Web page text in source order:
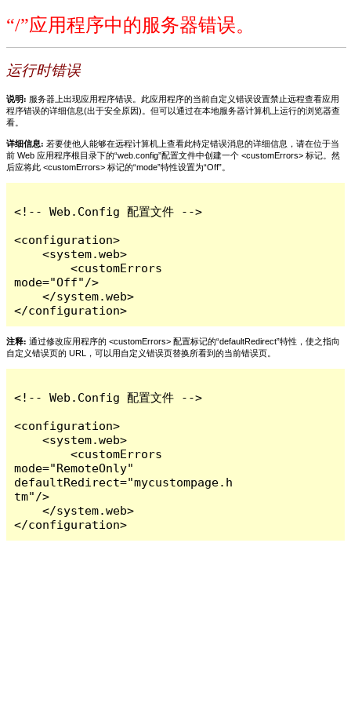
“/”应用程序中的服务器错误。
运行时错误
说明: 服务器上出现应用程序错误。此应用程序的当前自定义错误设置禁止远程查看应用
程序错误的详细信息(出于安全原因)。但可以通过在本地服务器计算机上运行的浏览器查
看。
详细信息: 若要使他人能够在远程计算机上查看此特定错误消息的详细信息，请在位于当
前 Web 应用程序根目录下的“web.config”配置文件中创建一个 <customErrors> 标记。然
后应将此 <customErrors> 标记的“mode”特性设置为“Off”。
<!-- Web.Config 配置文件 -->
<configuration>
    <system.web>
        <customErrors
mode="Off"/>
    </system.web>
</configuration>
注释: 通过修改应用程序的 <customErrors> 配置标记的“defaultRedirect”特性，使之指向
自定义错误页的 URL，可以用自定义错误页替换所看到的当前错误页。
<!-- Web.Config 配置文件 -->
<configuration>
    <system.web>
        <customErrors
mode="RemoteOnly"
defaultRedirect="mycustompage.h
tm"/>
    </system.web>
</configuration>